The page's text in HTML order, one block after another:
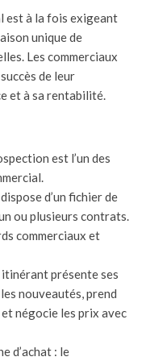
est à la fois exigeant
unique de
Les commerciaux
de leur
et à sa rentabilité.
est l’un des
d’un fichier de
ou plusieurs contrats.
commerciaux et
présente ses
nouveautés, prend
négocie les prix avec
d’achat : le